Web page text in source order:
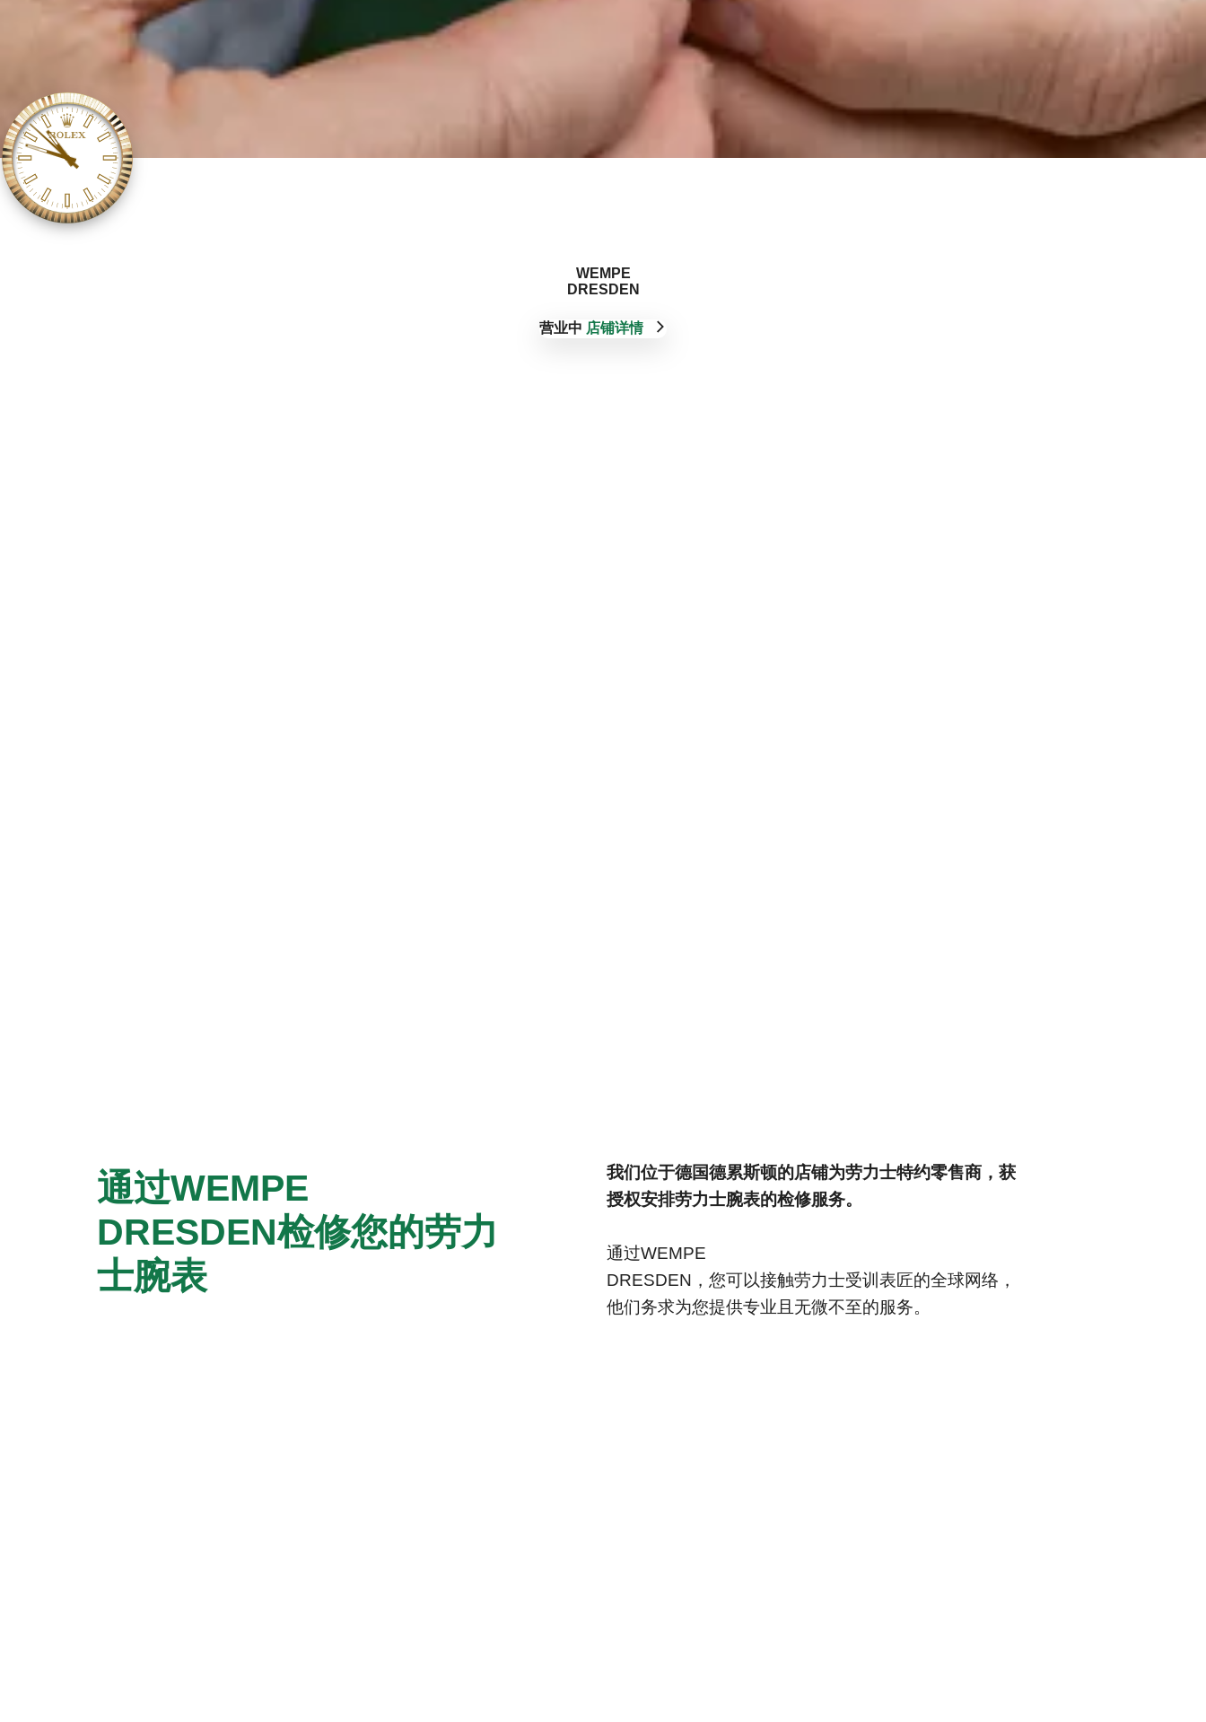
‭WEMPE
DRESDEN‬
营业中 店铺详情
通过‭WEMPE
DRESDEN‬检修您的劳力
士腕表
我们位于德国德累斯顿的店铺为劳力士特约零售商，获
授权安排劳力士腕表的检修服务。
通过‭WEMPE
DRESDEN‬，您可以接触劳力士受训表匠的全球网络，
他们务求为您提供专业且无微不至的服务。